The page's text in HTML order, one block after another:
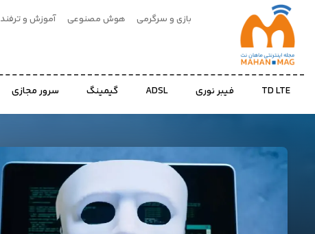
بازی و سرگرمی هوش مصنوعی آموزش و ترفند
بازی
مصنوعی
TD LTE فیبر نوری ADSL گیمینگ سرور مجازی